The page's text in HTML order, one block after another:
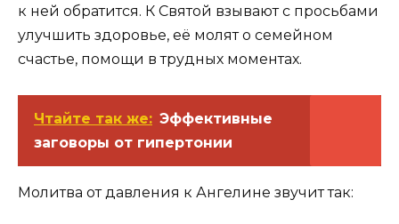
к ней обратится. К Святой взывают с просьбами
улучшить здоровье, её молят о семейном
счастье, помощи в трудных моментах.
Чтайте так же: Эффективные
заговоры от гипертонии
Молитва от давления к Ангелине звучит так: